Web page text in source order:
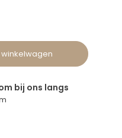
bij ons langs